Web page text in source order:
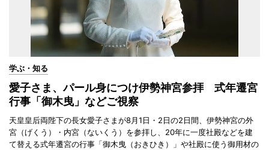
学ぶ・知る
愛子さま、パール身につけ伊勢神宮参拝 式年遷宮
行事「御木曳」などご視察
天皇皇后両陛下の長女愛子さまが8月1日・2日の2日間、伊勢神宮の外
宮（げくう）・内宮（ないくう）を参拝し、20年に一度社殿などを建
て替える式年遷宮の行事「御木曳（おきひき）」や社殿に使う御用材の